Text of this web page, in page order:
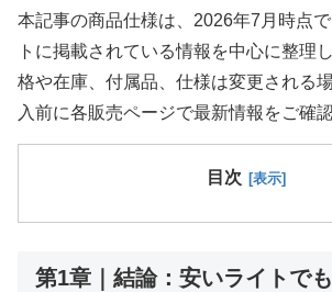
本記事の商品仕様は、2026年7月時点
トに掲載されている情報を中心に整理
格や在庫、付属品、仕様は変更される
入前に各販売ページで最新情報をご確
目次
第1章｜結論：安いライトで